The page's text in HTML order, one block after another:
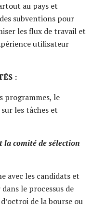
au pays et
subventions pour
les flux de travail et
utilisateur
:
programmes, le
les tâches et
la comité de sélection
avec les candidats et
le processus de
de la bourse ou